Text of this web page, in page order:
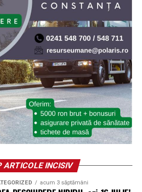
ARTICOLE INCISIV
acum 3 săptămâni